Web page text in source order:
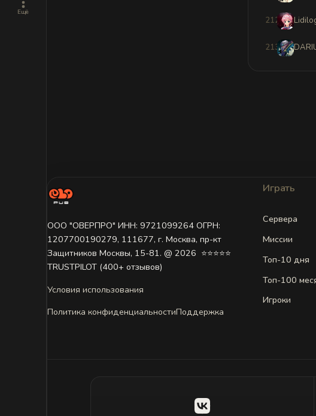
Ещё
212
213
ООО "ОВЕРПРО" ИНН: 9721099264 ОГРН:
1207700190279, 111677, г. Москва, пр-кт
Защитников Москвы, 15-81. @ 2026 ㅤ ⭐⭐⭐⭐⭐
TRUSTPILOT (400+ отзывов)
Условия использования
Политика конфиденциальностиПоддержка
Играть
Сервера
Миссии
Топ-10 дня
Топ-100
Игроки